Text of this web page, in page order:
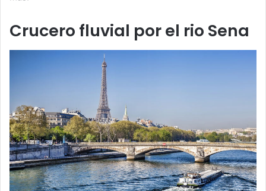
Crucero fluvial por el rio Sena